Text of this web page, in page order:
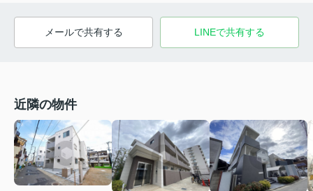
メールで共有する LINEで共有する
近隣の物件